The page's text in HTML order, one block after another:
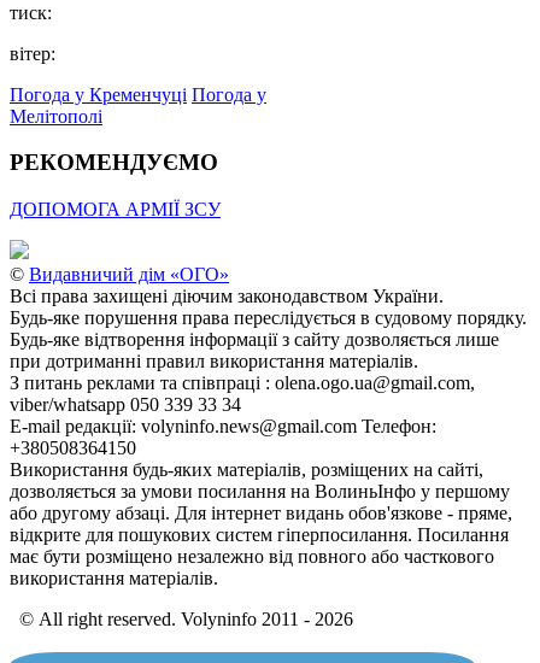
тиск:
вітер:
Погода у Кременчуці Погода у
Мелітополі
РЕКОМЕНДУЄМО
ДОПОМОГА АРМІЇ ЗСУ
© Видавничий дім «ОГО»
Всі права захищені діючим законодавством України.
Будь-яке порушення права переслідується в судовому порядку.
Будь-яке відтворення інформації з сайту дозволяється лише
при дотриманні правил використання матеріалів.
З питань реклами та співпраці : olena.ogo.ua@gmail.com,
viber/whatsapp 050 339 33 34
E-mail редакції: volyninfo.news@gmail.com Телефон:
+380508364150
Використання будь-яких матеріалів, розміщених на сайті,
дозволяється за умови посилання на ВолиньІнфо у першому
або другому абзаці. Для інтернет видань обов'язкове - пряме,
відкрите для пошукових систем гіперпосилання. Посилання
має бути розміщено незалежно від повного або часткового
використання матеріалів.
© All right reserved. Volyninfo 2011 - 2026